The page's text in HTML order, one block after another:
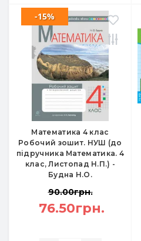
Математика 4 клас
Робочий зошит. НУШ (до
підручника Математика. 4
клас, Листопад Н.П.) -
Будна Н.О.
-15%
90.00грн.
76.50грн.